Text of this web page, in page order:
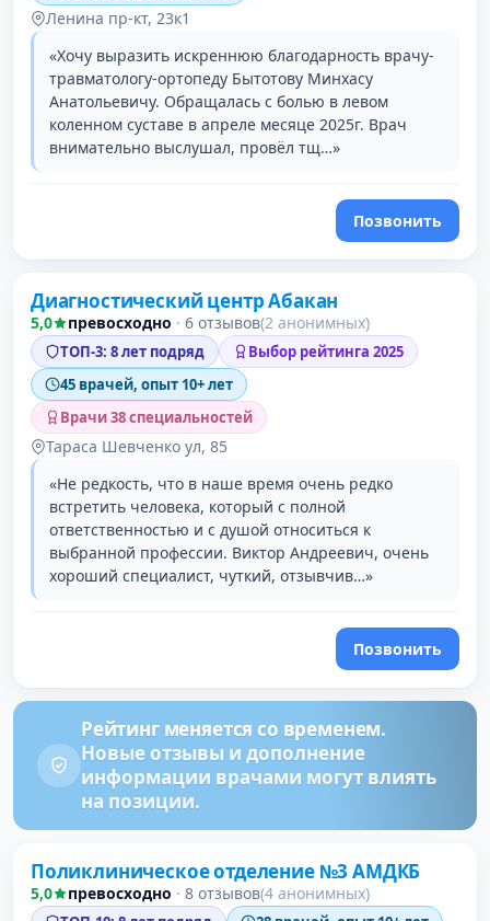
Ленина пр-кт, 23к1
«Хочу выразить искреннюю благодарность врачу-
травматологу-ортопеду Бытотову Минхасу
Анатольевичу. Обращалась с болью в левом
коленном суставе в апреле месяце 2025г. Врач
внимательно выслушал, провёл тщ…»
Позвонить
3 место в рейтинге
Диагностический центр Абакан
5,0 превосходно · 6 отзывов(2 анонимных)
ТОП-3: 8 лет подряд
Выбор рейтинга 2025
45 врачей, опыт 10+ лет
Врачи 38 специальностей
Тараса Шевченко ул, 85
«Не редкость, что в наше время очень редко
встретить человека, который с полной
ответственностью и с душой относиться к
выбранной профессии. Виктор Андреевич, очень
хороший специалист, чуткий, отзывчив…»
Позвонить
Рейтинг меняется со временем.
Новые отзывы и дополнение
информации врачами могут влиять
на позиции.
Поликлиническое отделение №3 АМДКБ
5,0 превосходно · 8 отзывов(4 анонимных)